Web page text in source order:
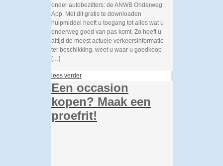
onder autobezitters: de ANWB Onderweg
App. Met dit gratis te downloaden
hulpmiddel heeft u toegang tot alles wat u
onderweg goed van pas komt. Zo heeft u
altijd de meest actuele verkeersinformatie
ter beschikking, weet u waar u goedkoop
[…]
lees verder
Een occasion
kopen? Maak een
proefrit!